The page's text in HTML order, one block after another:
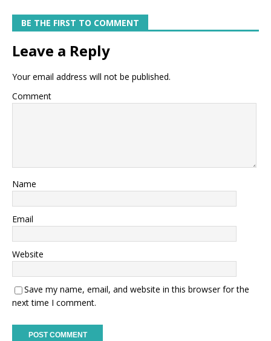
BE THE FIRST TO COMMENT
Leave a Reply
Your email address will not be published.
Comment
Name
Email
Website
Save my name, email, and website in this browser for the
next time I comment.